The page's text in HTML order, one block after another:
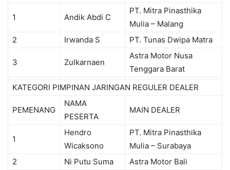
1 Andik Abdi C
PT. Mitra Pinasthika
Mulia – Malang
2
Irwanda S PT. Tunas Dwipa Matra
3 Zulkarnaen
Astra Motor Nusa
Tenggara Barat
KATEGORI PIMPINAN JARINGAN REGULER DEALER
PEMENANG
NAMA
PESERTA
MAIN DEALER
1
Hendro
Wicaksono
PT. Mitra Pinasthika
Mulia – Surabaya
2
Ni Putu Suma Astra Motor Bali